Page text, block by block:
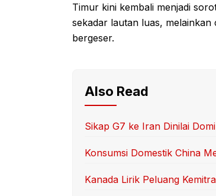
Timur kini kembali menjadi
sekadar lautan luas,
bergeser.
Also Read
Sikap G7 ke Iran Dinilai
Konsumsi Domestik China
Kanada Lirik Peluang